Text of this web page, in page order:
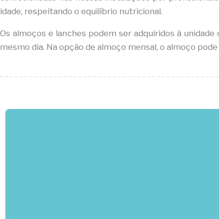
idade, respeitando o equilíbrio nutricional.
Os almoços e lanches podem ser adquiridos à
mesmo dia. Na opção de almoço mensal, o almoço